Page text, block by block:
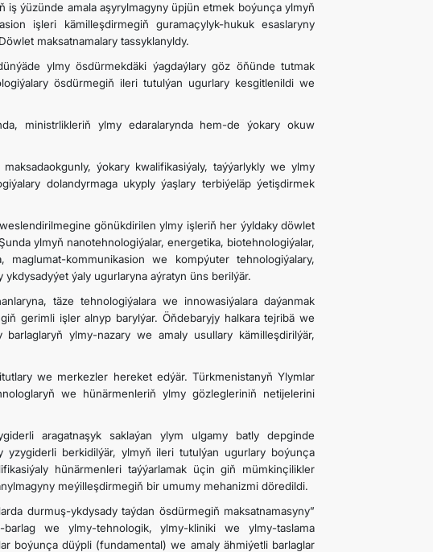
ýüzünde amala aşyrylmagyny üpjün etmek boýunça ylmyň
işleri kämilleşdirmegiň guramaçylyk-hukuk esaslaryny
maksatnamalary tassyklanyldy.
ylmy ösdürmekdäki ýagdaýlary göz öňünde tutmak
ösdürmegiň ileri tutulýan ugurlary kesgitlenildi we
ministrlikleriň ylmy edaralarynda hem-de ýokary okuw
ýokary kwalifikasiýaly, taýýarlykly we ylmy
dolandyrmaga ukyply ýaşlary terbiýeläp ýetişdirmek
gönükdirilen ylmy işleriň her ýyldaky döwlet
ylmyň nanotehnologiýalar, energetika, biotehnologiýalar,
kommunikasion we kompýuter tehnologiýalary,
ýaly ugurlaryna aýratyn üns berilýär.
täze tehnologiýalara we innowasiýalara daýanmak
gerimli işler alnyp barylýar. Öňdebaryjy halkara tejribä we
ylmy-nazary we amaly usullary kämilleşdirilýär,
we merkezler hereket edýär. Türkmenistanyň Ylymlar
we hünärmenleriň ylmy gözlegleriniň netijelerini
aragatnaşyk saklaýan ylym ulgamy batly depginde
berkidilýär, ylmyň ileri tutulýan ugurlary boýunça
hünärmenleri taýýarlamak üçin giň mümkinçilikler
meýilleşdirmegiň bir umumy mehanizmi döredildi.
durmuş-ykdysady taýdan ösdürmegiň maksatnamasyny”
we ylmy-tehnologik, ylmy-kliniki we ylmy-taslama
boýunça düýpli (fundamental) we amaly ähmiýetli barlaglar